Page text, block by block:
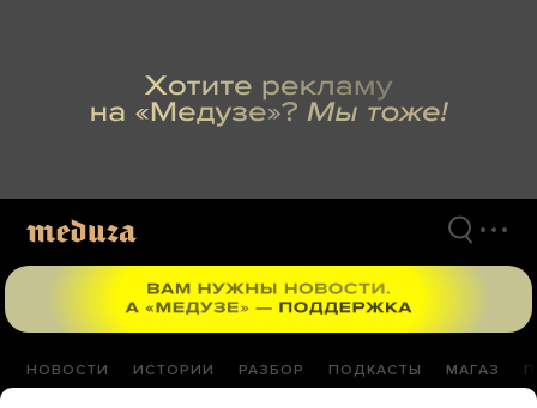
НОВОСТИ ИСТОРИИ РАЗБОР ПОДКАСТЫ МАГАЗ